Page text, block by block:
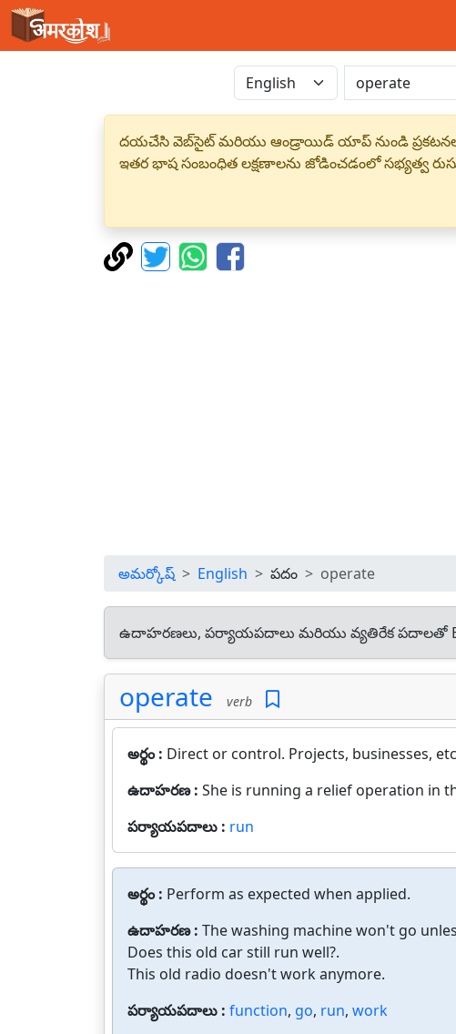
దయచేసి వెబ్‌సైట్ మరియు ఆండ్రాయిడ్ యాప్ నుండి
ఇతర భాష సంబంధిత లక్షణాలను జోడించడంలో సభ్యత్వ
అమర్కోష్ English పదం operate
ఉదాహరణలు, పర్యాయపదాలు మరియు వ్యతిరేక పదాలతో
operate verb
అర్థం : Direct or control. Projects, businesses,
ఉదాహరణ : She is running a relief operation in
పర్యాయపదాలు : run
అర్థం : Perform as expected when applied.
ఉదాహరణ : The washing machine won't go
Does this old car still run well?.
This old radio doesn't work anymore.
పర్యాయపదాలు : function, go, run, work